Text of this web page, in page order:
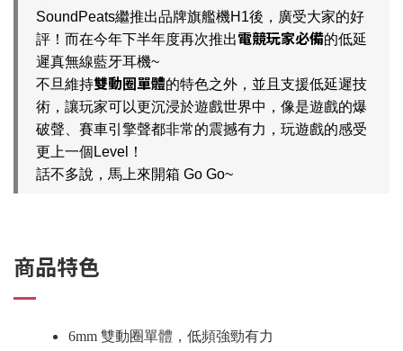
SoundPeats繼推出品牌旗艦機H1後，廣受大家的好
評！而在今年下半年度再次推出電競玩家必備的低延
遲真無線藍牙耳機~
不旦維持雙動圈單體的特色之外，並且支援低延遲技
術，讓玩家可以更沉浸於遊戲世界中，像是遊戲的爆
破聲、賽車引擎聲都非常的震撼有力，玩遊戲的感受
更上一個Level！
話不多說，馬上來開箱 Go Go~
商品特色
6mm 雙動圈單體，低頻強勁有力